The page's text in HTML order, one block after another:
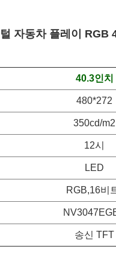
자동차 플레이 RGB
40.3인치
480*272
350cd/m2
12시
LED
RGB,16비
송신 TFT